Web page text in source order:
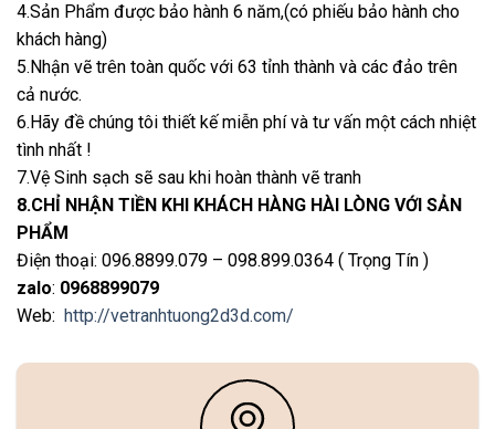
4.Sản Phẩm được bảo hành 6 năm,(có phiếu bảo hành cho
khách hàng)
5.Nhận vẽ trên toàn quốc với 63 tỉnh thành và các đảo trên
cả nước.
6.Hãy đề chúng tôi thiết kế miễn phí và tư vấn một cách nhiệt
tình nhất !
7.Vệ Sinh sạch sẽ sau khi hoàn thành vẽ tranh
8.CHỈ NHẬN TIỀN KHI KHÁCH HÀNG HÀI LÒNG VỚI SẢN
PHẨM
Điện thoại: 096.8899.079 – 098.899.0364 ( Trọng Tín )
zalo: 0968899079
Web: http://vetranhtuong2d3d.com/